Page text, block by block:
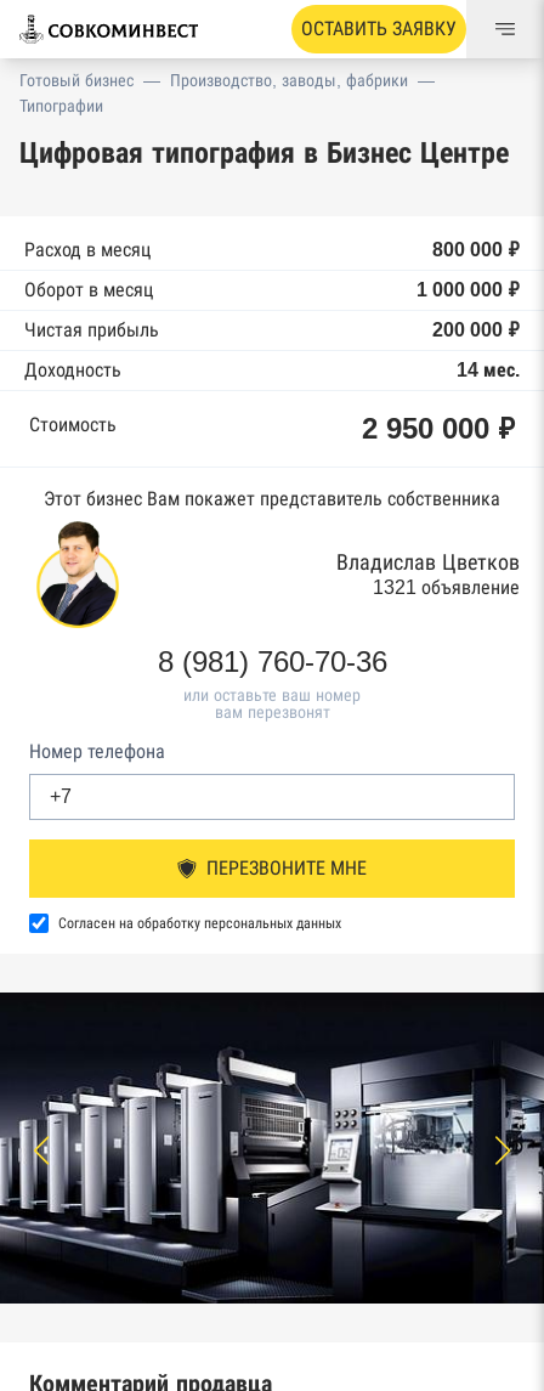
ОСТАВИТЬ ЗАЯВКУ
Готовый бизнес — Производство, заводы, фабрики —
Типографии
Цифровая типография в Бизнес Центре
Расход в месяц
800 000 ₽
Оборот в месяц
1 000 000 ₽
Чистая прибыль
200 000 ₽
Доходность
14 мес.
Стоимость 2 950 000 ₽
Этот бизнес Вам покажет представитель собственника
Владислав Цветков
1321 объявление
8 (981) 760-70-36
или оставьте ваш номер
вам перезвонят
Номер телефона
ПЕРЕЗВОНИТЕ МНЕ
Согласен на обработку персональных данных
Комментарий продавца